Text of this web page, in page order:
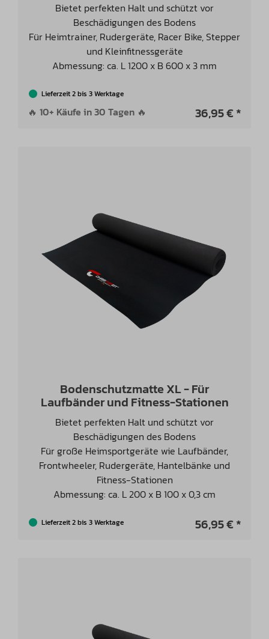
Bietet perfekten Halt und schützt vor
Beschädigungen des Bodens
Für Heimtrainer, Rudergeräte, Racer Bike, Stepper
und Kleinfitnessgeräte
Abmessung: ca. L 1200 x B 600 x 3 mm
Lieferzeit 2 bis 3 Werktage
🔥 10+ Käufe in 30 Tagen 🔥 36,95 € *
Bodenschutzmatte XL - Für
Laufbänder und Fitness-Stationen
Bietet perfekten Halt und schützt vor
Beschädigungen des Bodens
Für große Heimsportgeräte wie Laufbänder,
Frontwheeler, Rudergeräte, Hantelbänke und
Fitness-Stationen
Abmessung: ca. L 200 x B 100 x 0,3 cm
Lieferzeit 2 bis 3 Werktage 56,95 € *